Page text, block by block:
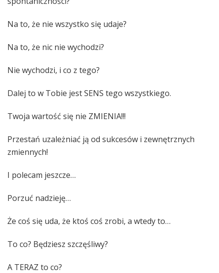
Na to, że nie wszystko się udaje?
Na to, że nic nie wychodzi?
Nie wychodzi, i co z tego?
Dalej to w Tobie jest SENS tego wszystkiego.
Twoja wartość się nie ZMIENIA!!!
Przestań uzależniać ją od sukcesów i zewnętrznych
zmiennych!
I polecam jeszcze…
Porzuć nadzieję…
Że coś się uda, że ktoś coś zrobi, a wtedy to…
To co? Będziesz szczęśliwy?
A TERAZ to co?